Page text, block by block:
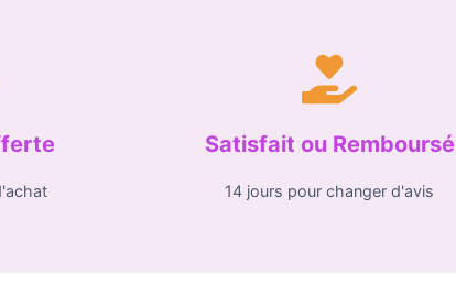
Satisfait ou Remboursé
14 jours pour changer d'avis